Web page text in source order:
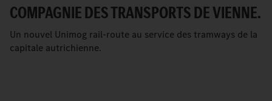
COMPAGNIE DES TRANSPORTS DE VIENNE.
Un nouvel Unimog rail-route au service des tramways de la
capitale autrichienne.